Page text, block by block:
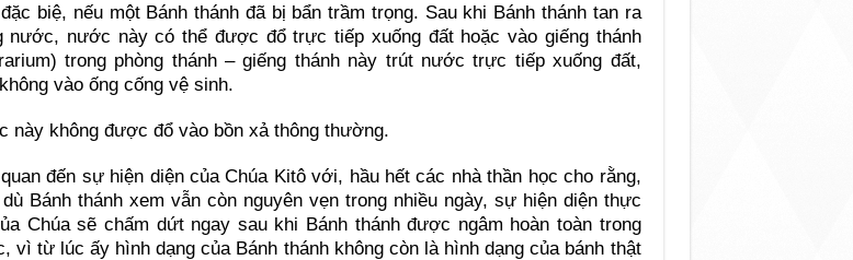
biệ, nếu một Bánh thánh đã bị bẩn trầm trọng. Sau khi Bánh thánh tan ra
nước, nước này có thể được đổ trực tiếp xuống đất hoặc vào giếng thánh
trong phòng thánh – giếng thánh này trút nước trực tiếp xuống đất,
vào ống cống vệ sinh.
này không được đổ vào bồn xả thông thường.
đến sự hiện diện của Chúa Kitô với, hầu hết các nhà thần học cho rằng,
Bánh thánh xem vẫn còn nguyên vẹn trong nhiều ngày, sự hiện diện thực
Chúa sẽ chấm dứt ngay sau khi Bánh thánh được ngâm hoàn toàn trong
vì từ lúc ấy hình dạng của Bánh thánh không còn là hình dạng của bánh thật